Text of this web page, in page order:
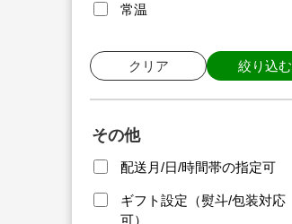
常温
クリア 絞り込む
その他
配送月/日/時間帯の指定可
ギフト設定（熨斗/包装対応
可）